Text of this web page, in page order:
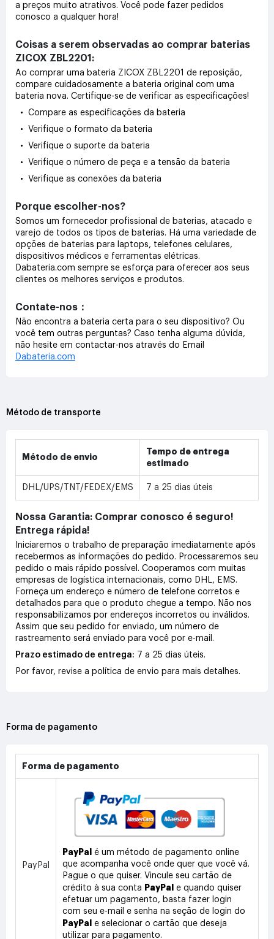
a preços muito atrativos. Você pode fazer pedidos
conosco a qualquer hora!
Coisas a serem observadas ao comprar baterias
ZICOX ZBL2201:
Ao comprar uma bateria ZICOX ZBL2201 de reposição,
compare cuidadosamente a bateria original com uma
bateria nova. Certifique-se de verificar as especificações!
• Compare as especificações da bateria
• Verifique o formato da bateria
• Verifique o suporte da bateria
• Verifique o número de peça e a tensão da bateria
• Verifique as conexões da bateria
Porque escolher-nos?
Somos um fornecedor profissional de baterias, atacado e
varejo de todos os tipos de baterias. Há uma variedade de
opções de baterias para laptops, telefones celulares,
dispositivos médicos e ferramentas elétricas.
Dabateria.com sempre se esforça para oferecer aos seus
clientes os melhores serviços e produtos.
Contate-nos：
Não encontra a bateria certa para o seu dispositivo? Ou
você tem outras perguntas? Caso tenha alguma dúvida,
não hesite em contactar-nos através do Email
Dabateria.com
Método de transporte
Método de envio
Tempo de entrega
estimado
DHL/UPS/TNT/FEDEX/EMS 7 a 25 dias úteis
Nossa Garantia: Comprar conosco é seguro!
Entrega rápida!
Iniciaremos o trabalho de preparação imediatamente após
recebermos as informações do pedido. Processaremos seu
pedido o mais rápido possível. Cooperamos com muitas
empresas de logística internacionais, como DHL, EMS.
Forneça um endereço e número de telefone corretos e
detalhados para que o produto chegue a tempo. Não nos
responsabilizamos por endereços incorretos ou inválidos.
Assim que seu pedido for enviado, um número de
rastreamento será enviado para você por e-mail.
Prazo estimado de entrega: 7 a 25 dias úteis.
Por favor, revise a política de envio para mais detalhes.
Forma de pagamento
Forma de pagamento
PayPal
PayPal
é um método de pagamento online
que acompanha você onde quer que você vá.
Pague o que quiser. Vincule seu cartão de
crédito à sua conta PayPal
e quando quiser
efetuar um pagamento, basta fazer login
com seu e-mail e senha na seção de login do
PayPal
e selecionar o cartão que deseja
utilizar para pagamento.